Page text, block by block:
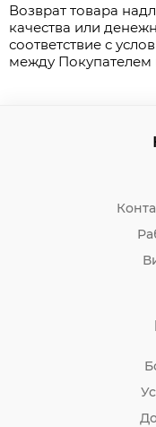
Возврат товара
качества или
соответствие с
между